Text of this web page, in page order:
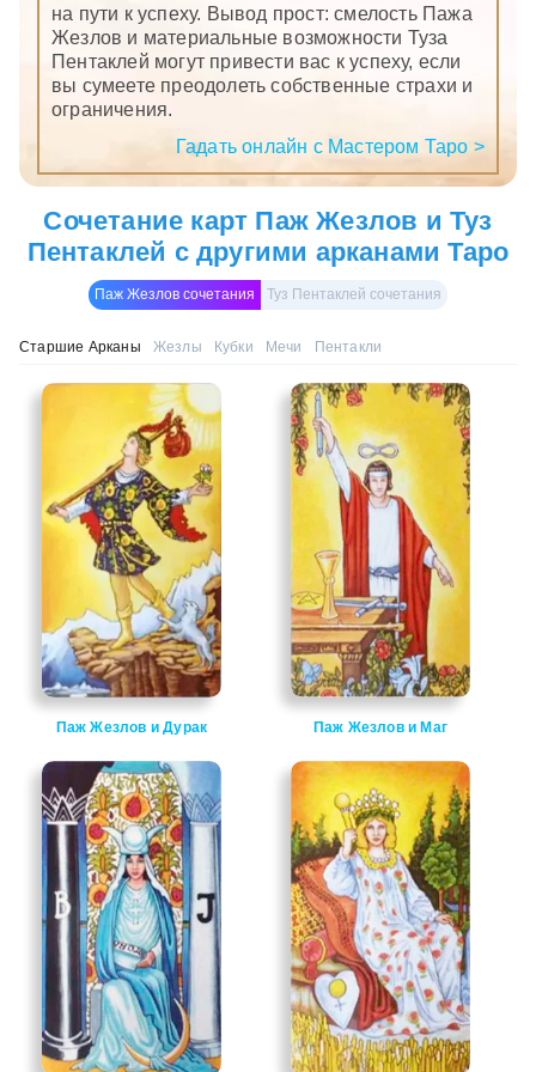
на пути к успеху. Вывод прост: смелость Пажа
Жезлов и материальные возможности Туза
Пентаклей могут привести вас к успеху, если
вы сумеете преодолеть собственные страхи и
ограничения.
Гадать онлайн с Мастером Таро >
Сочетание карт Паж Жезлов и Туз
Пентаклей с другими арканами Таро
Паж Жезлов сочетания Туз Пентаклей сочетания
Старшие Арканы Жезлы Кубки Мечи Пентакли
Паж Жезлов и Дурак Паж Жезлов и Маг